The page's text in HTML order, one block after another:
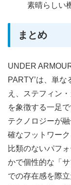
素晴らしい
まとめ
UNDER
PARTY’は、単
え、ステフィン
を象徴する一足
テクノロジーが
確なフットワー
比類のないパフ
かで個性的な「
での存在感を際